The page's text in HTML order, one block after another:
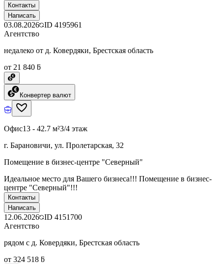
Контакты
Написать
03.08.2026 ID 4195961
Агентство
недалеко от д. Ковердяки, Брестская область
от 21 840 ƃ
Конвертер валют
Офис13 - 42.7 м²3/4 этаж
г. Барановичи, ул. Пролетарская, 32
Помещение в бизнес-центре "Северный"
Идеальное место для Вашего бизнеса!!! Помещение в бизнес-
центре "Северный"!!!
Контакты
Написать
12.06.2026 ID 4151700
Агентство
рядом с д. Ковердяки, Брестская область
от 324 518 ƃ